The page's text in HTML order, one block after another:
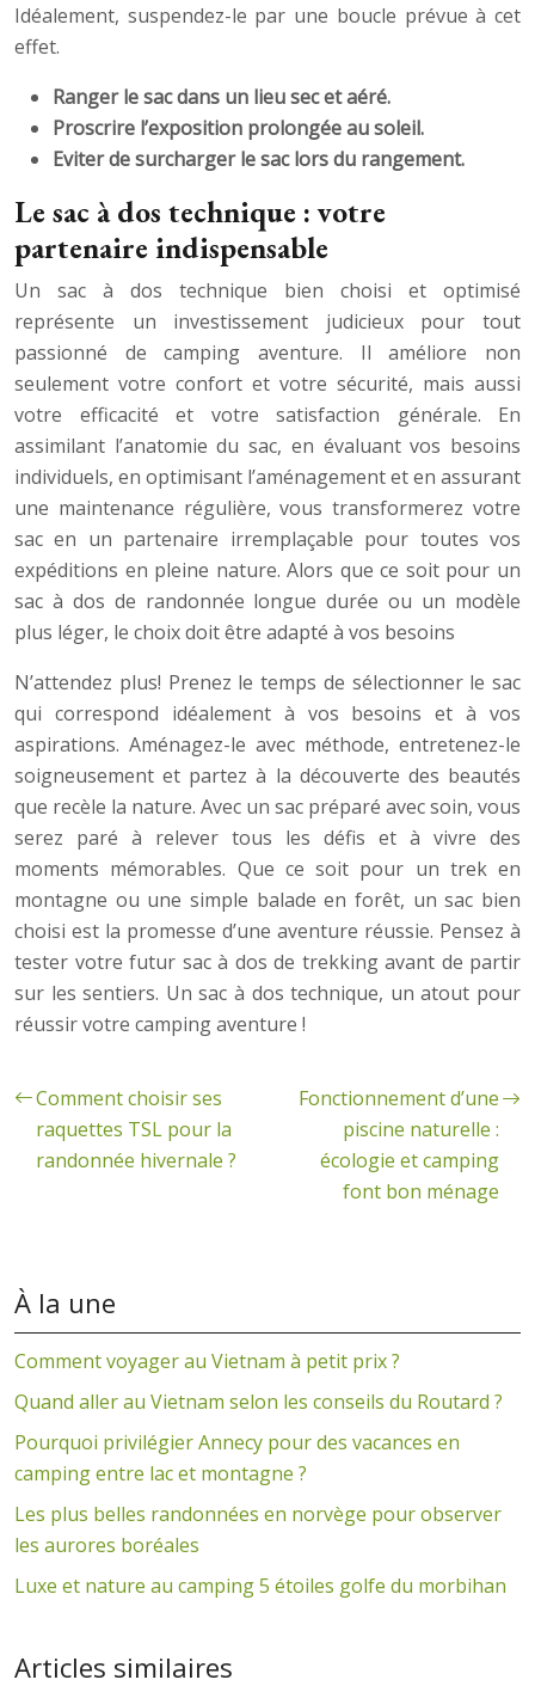
Idéalement, suspendez-le par une boucle prévue à cet
effet.
Ranger le sac dans un lieu sec et aéré.
Proscrire l’exposition prolongée au soleil.
Eviter de surcharger le sac lors du rangement.
Le sac à dos technique : votre
partenaire indispensable
Un sac à dos technique bien choisi et optimisé
représente un investissement judicieux pour tout
passionné de camping aventure. Il améliore non
seulement votre confort et votre sécurité, mais aussi
votre efficacité et votre satisfaction générale. En
assimilant l’anatomie du sac, en évaluant vos besoins
individuels, en optimisant l’aménagement et en assurant
une maintenance régulière, vous transformerez votre
sac en un partenaire irremplaçable pour toutes vos
expéditions en pleine nature. Alors que ce soit pour un
sac à dos de randonnée longue durée ou un modèle
plus léger, le choix doit être adapté à vos besoins
N’attendez plus! Prenez le temps de sélectionner le sac
qui correspond idéalement à vos besoins et à vos
aspirations. Aménagez-le avec méthode, entretenez-le
soigneusement et partez à la découverte des beautés
que recèle la nature. Avec un sac préparé avec soin, vous
serez paré à relever tous les défis et à vivre des
moments mémorables. Que ce soit pour un trek en
montagne ou une simple balade en forêt, un sac bien
choisi est la promesse d’une aventure réussie. Pensez à
tester votre futur sac à dos de trekking avant de partir
sur les sentiers. Un sac à dos technique, un atout pour
réussir votre camping aventure !
Comment choisir ses
raquettes TSL pour la
randonnée hivernale ?
Fonctionnement d’une
piscine naturelle :
écologie et camping
font bon ménage
À la une
Comment voyager au Vietnam à petit prix ?
Quand aller au Vietnam selon les conseils du Routard ?
Pourquoi privilégier Annecy pour des vacances en
camping entre lac et montagne ?
Les plus belles randonnées en norvège pour observer
les aurores boréales
Luxe et nature au camping 5 étoiles golfe du morbihan
Articles similaires